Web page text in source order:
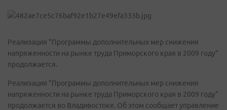
Реализация "Программы дополнительных мер снижения
напряженности на рынке труда Приморского края в 2009 году"
продолжается.
Реализация "Программы дополнительных мер снижения
напряженности на рынке труда Приморского края в 2009 году"
продолжается во Владивостоке. Об этом сообщает управление